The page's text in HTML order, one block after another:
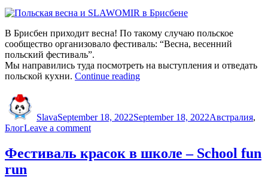
В Брисбен приходит весна! По такому случаю польское
сообщество организовало фестиваль: “Весна, весенний
польский фестиваль”.
Мы направились туда посмотреть на выступления и отведать
польской кухни. Continue reading“Польская
в
SlavaSeptember 18, 2022September 18, 2022Австралия,
БлогLeave a commenton
и
Фестиваль красок в школе – School fun
run